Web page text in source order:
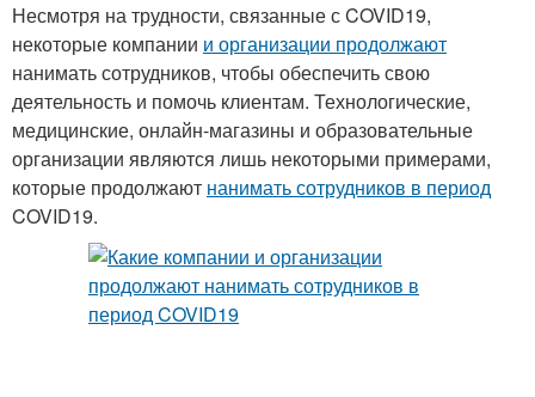
Несмотря на трудности, связанные с COVID19,
некоторые компании и организации продолжают
нанимать сотрудников, чтобы обеспечить свою
деятельность и помочь клиентам. Технологические,
медицинские, онлайн-магазины и образовательные
организации являются лишь некоторыми примерами,
которые продолжают нанимать сотрудников в период
COVID19.